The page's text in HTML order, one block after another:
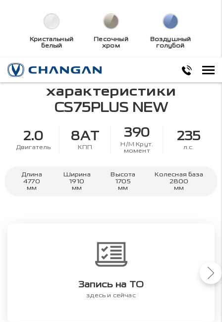
Кристальный
белый
Песочный
хром
Воздушный
голубой
Технические
характеристики
CS75PLUS NEW
2.0
Двигатель
8AT
КПП
390
Н/М Крут.
момент
235
л.с.
Длина
4770
мм
Ширина
1910
мм
Высота
1705
мм
Колесная база
2800
мм
Запись на ТО
здесь и сейчас